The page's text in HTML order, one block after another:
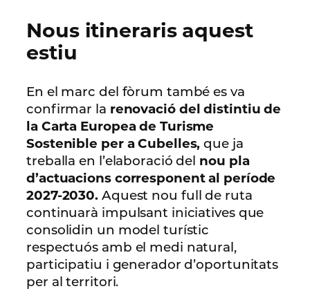
Nous itineraris aquest
estiu
En el marc del fòrum també es va
confirmar la renovació del distintiu de
la Carta Europea de Turisme
Sostenible per a Cubelles, que ja
treballa en l’elaboració del nou pla
d’actuacions corresponent al període
2027-2030. Aquest nou full de ruta
continuarà impulsant iniciatives que
consolidin un model turístic
respectuós amb el medi natural,
participatiu i generador d’oportunitats
per al territori.